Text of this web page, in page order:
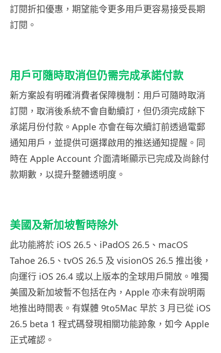
訂閱折扣優惠，期望能令更多用戶更容易接受長期
訂閱。
用戶可隨時取消但仍需完成承諾付款
新方案設有明確消費者保障機制：用戶可隨時取消
訂閱，取消後系統不會自動續訂，但仍須完成餘下
承諾月份付款。Apple 亦會在每次續訂前透過電郵
通知用戶，並提供可選擇啟用的推送通知提醒。同
時在 Apple Account 介面清晰顯示已完成及尚餘付
款期數，以提升整體透明度。
美國及新加坡暫時除外
此功能將於 iOS 26.5、iPadOS 26.5、macOS
Tahoe 26.5、tvOS 26.5 及 visionOS 26.5 推出後，
向運行 iOS 26.4 或以上版本的全球用戶開放。唯獨
美國及新加坡暫不包括在內，Apple 亦未有說明兩
地推出時間表。有媒體 9to5Mac 早於 3 月已從 iOS
26.5 beta 1 程式碼發現相關功能跡象，如今 Apple
正式確認。